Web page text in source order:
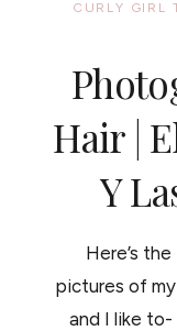
CURLY GIRL
Hair |
Y
Here’s
pictures of
and I like